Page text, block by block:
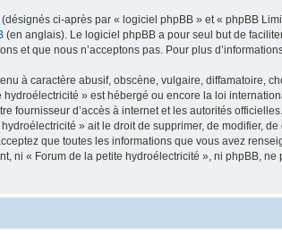
ci-après par « logiciel phpBB » et « phpBB
(en anglais). Le logiciel phpBB a pour seul but de
et que nous n’acceptons pas. Pour plus
à caractère abusif, obscène, vulgaire, diffamatoire,
» est hébergé ou encore la loi
fournisseur d’accès à internet et les autorités
» ait le droit de supprimer, de modifier,
que toutes les informations que vous avez
ni « Forum de la petite hydroélectricité », ni phpBB,